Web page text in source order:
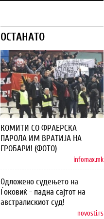
ОСТАНАТО
КОМИТИ СО ФРАЕРСКА
ПАРОЛА ИМ ВРАТИЈА НА
ГРОБАРИ! (ФОТО)
infomax.mk
Одложено судењето на
Ѓоковиќ - падна сајтот на
австралискиот суд!
novosti.rs